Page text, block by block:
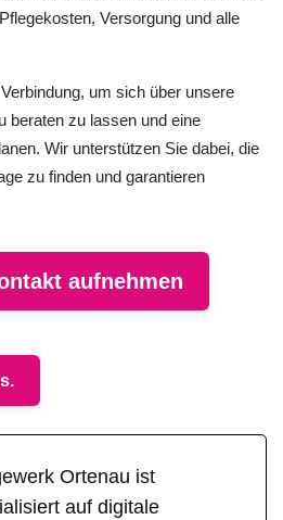
Versorgung und alle
um sich über unsere
beraten zu lassen und eine
Wir unterstützen Sie dabei, die
zu finden und garantieren
aufnehmen
Ortenau ist
auf digitale